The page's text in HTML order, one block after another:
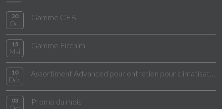
30
Oct
Gamme GEB
15
Mai
Gamme Firchim
10
Déc
03 Promo du mois